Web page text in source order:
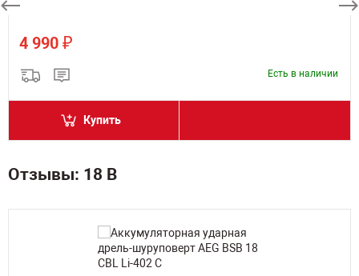
4 990 ₽
Есть в наличии
Купить
Отзывы: 18 В